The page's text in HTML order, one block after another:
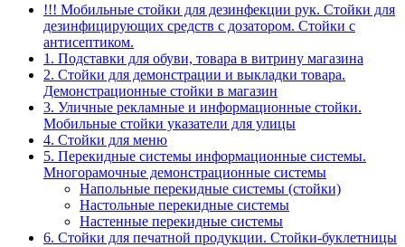
!!! Мобильные стойки для дезинфекции рук. Стойки для
дезинфицирующих средств с дозатором. Стойки с
антисептиком.
1. Подставки для обуви, товара в витрину магазина
2. Стойки для демонстрации и выкладки товара.
Демонстрационные стойки в магазин
3. Уличные рекламные и информационные стойки.
Мобильные стойки указатели для улицы
4. Стойки для меню
5. Перекидные системы информационные системы.
Многорамочные демонстрационные системы
Напольные перекидные системы (стойки)
Настольные перекидные системы
Настенные перекидные системы
6. Стойки для печатной продукции. Стойки-буклетницы